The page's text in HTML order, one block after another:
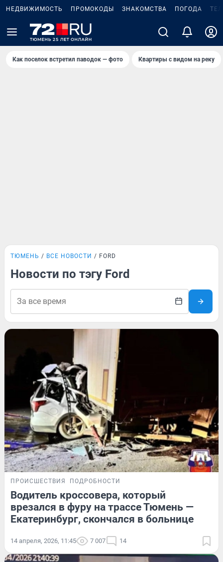
НЕДВИЖИМОСТЬ ПРОМОКОДЫ ЗНАКОМСТВА ПОГОДА
Как поселок встретил паводок — фото Квартиры с видом на реку
ТЮМЕНЬ ВСЕ НОВОСТИ FORD
Новости по тэгу Ford
ПРОИСШЕСТВИЯ ПОДРОБНОСТИ
Водитель кроссовера, который
врезался в фуру на трассе Тюмень —
Екатеринбург, скончался в больнице
14 апреля, 2026, 11:45 7 007 14